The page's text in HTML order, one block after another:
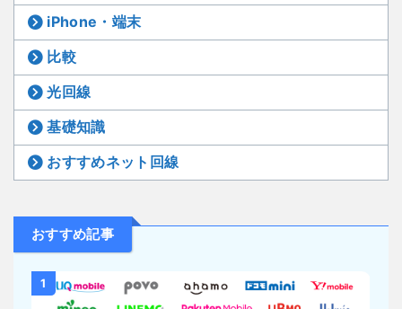
iPhone・端末
比較
光回線
基礎知識
おすすめネット回線
おすすめ記事
1